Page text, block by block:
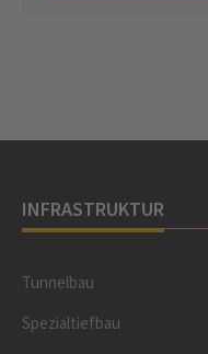
INFRASTRUKTUR
Tunnelbau
Spezialtiefbau